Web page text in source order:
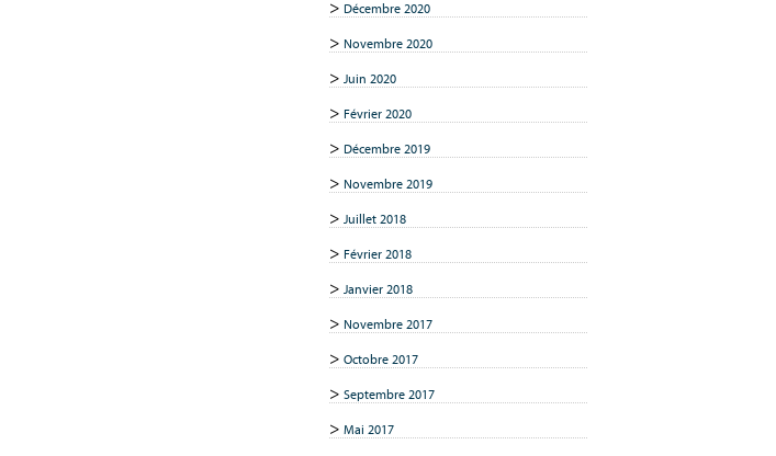
Décembre 2020
Novembre 2020
Juin 2020
Février 2020
Décembre 2019
Novembre 2019
Juillet 2018
Février 2018
Janvier 2018
Novembre 2017
Octobre 2017
Septembre 2017
Mai 2017